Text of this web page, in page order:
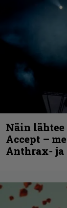
Näin lähtee
Accept –
Anthrax- ja